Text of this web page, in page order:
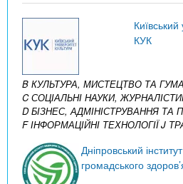
Київський
КУК
B КУЛЬТУРА, МИСТЕЦТВО ТА
C СОЦІАЛЬНІ НАУКИ,
D БІЗНЕС, АДМІНІСТРУВАННЯ ТА
F ІНФОРМАЦІЙНІ ТЕХНОЛОГІЇJ
Дніпровський
громадського